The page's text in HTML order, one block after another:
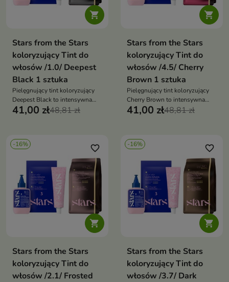

Stars from the Stars
koloryzujący Tint do
włosów /1.0/ Deepest
Black 1 sztuka
Pielęgnujący tint koloryzujący
Deepest Black to intensywna
koloryzacja, która nadaje
41,00 zł48,81 zł

Stars from the Stars
koloryzujący Tint do
włosów /4.5/ Cherry
Brown 1 sztuka
Pielęgnujący tint koloryzujący
Cherry Brown to intensywna
koloryzacja, która nadaje
41,00 zł48,81 zł
-16%

favorite_border
Stars from the Stars
koloryzujący Tint do
włosów /2.1/ Frosted
-16%

favorite_border
Stars from the Stars
koloryzujący Tint do
włosów /3.7/ Dark